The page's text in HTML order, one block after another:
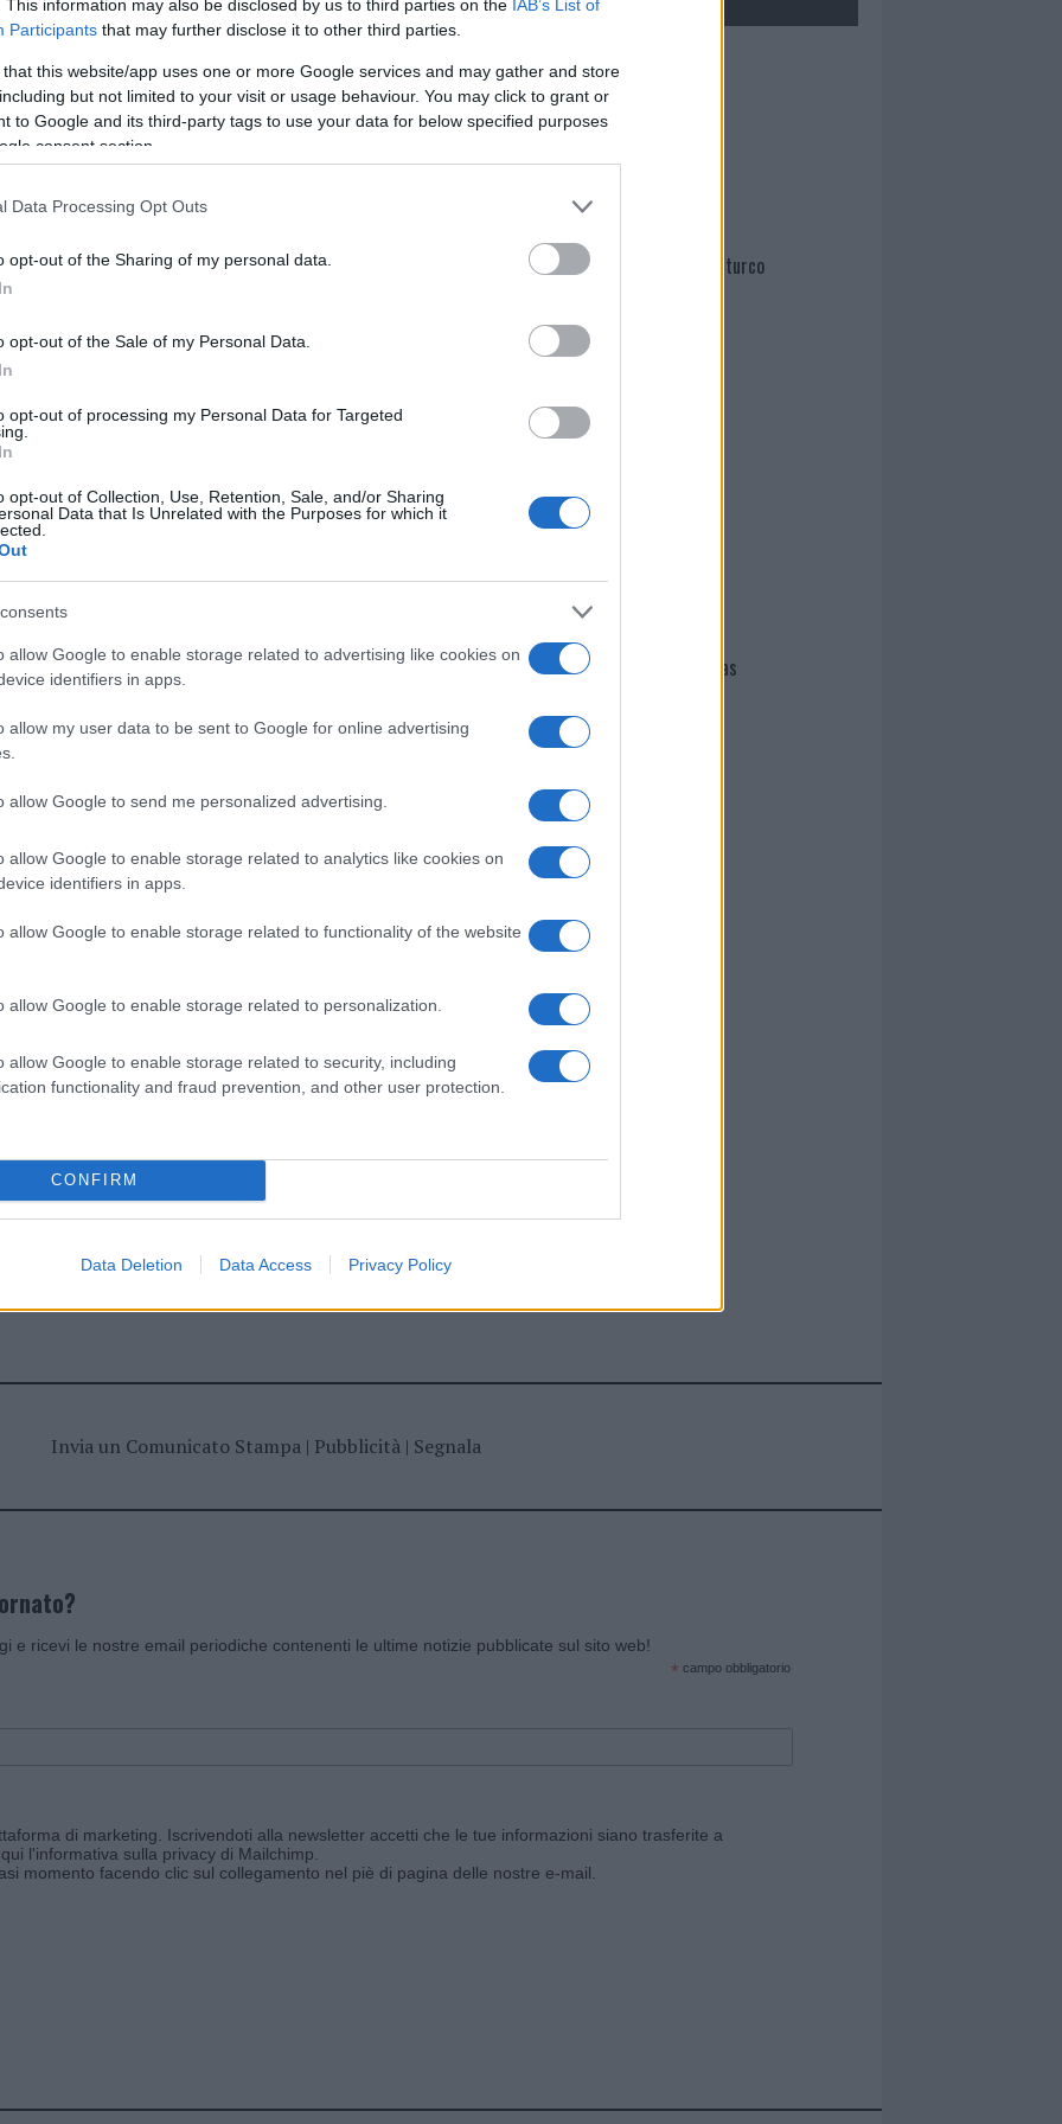
This information may also be disclosed by us to third parties on the IAB’s List of
Participants that may further disclose it to other third parties.
that this website/app uses one or more Google services and may gather and store
but not limited to your visit or usage behaviour. You may click to grant or
to Google and its third-party tags to use your data for below specified purposes
consent section.
Data Processing Opt Outs
opt-out of the Sharing of my personal data.
opt-out of the Sale of my Personal Data.
opt-out of processing my Personal Data for Targeted
opt-out of Collection, Use, Retention, Sale, and/or Sharing
Data that Is Unrelated with the Purposes for which it
allow Google to enable storage related to advertising like cookies on
identifiers in apps.
allow my user data to be sent to Google for online advertising
allow Google to send me personalized advertising.
allow Google to enable storage related to analytics like cookies on
identifiers in apps.
allow Google to enable storage related to functionality of the website
allow Google to enable storage related to personalization.
allow Google to enable storage related to security, including
functionality and fraud prevention, and other user protection.
CONFIRM
Data Deletion Data Access Privacy Policy
e 40.000 euro a fronte di Comuni grandi
per dare risposta alle associazioni non si
euroe milioni di euro.Queste sono
che ha messo in evidenza come si spenda
sostenere il sociale, che richiede più
il disagio giovanilenella città di Olbia. Per
di opposizione ha messo in evidenza
ultimi anni.
cliccandoqui
nella sezione
Olbia Ivana Russu
i tuoi video e le tue foto
+39 345 356 7512
di GalluraOggi.it
news daGoogle News
Mario Malu
Paolo Pinna
Martina Agostina Diturco
Giovannimaria Cabras
Invia un Comunicato Stampa| Pubblicità| Segnala
e ricevi le nostre email periodiche contenenti le ultime notizie pubblicate sul sito web!
* campo obbligatorio
di marketing. Iscrivendoti alla newsletter accetti che le tue informazioni siano trasferite a
l'informativa sulla privacy di Mailchimp
momento facendo clic sul collegamento nel piè di pagina delle nostre e-mail.